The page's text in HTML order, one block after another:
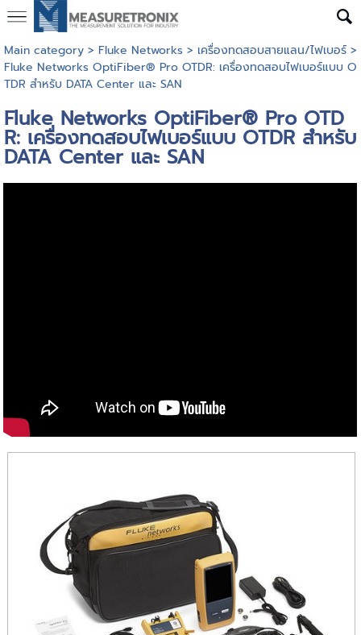
Main category> Fluke Networks> เครื่องทดสอบสายแลน/ไฟเบอร์>
Fluke Networks OptiFiber® Pro OTDR: เครื่องทดสอบไฟเบอร์แบบ O
TDR สำหรับ DATA Center และ SAN
Fluke Networks OptiFiber® Pro OTD
R: เครื่องทดสอบไฟเบอร์แบบ OTDR สำหรับ
DATA Center และ SAN